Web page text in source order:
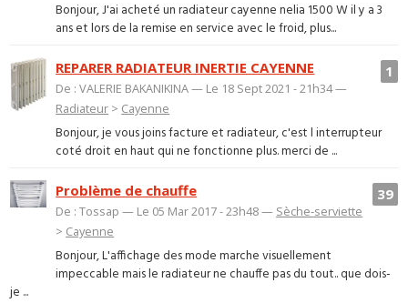
Bonjour, J'ai acheté un radiateur cayenne nelia 1500 W il y a 3
ans et lors de la remise en service avec le froid, plus...
1
REPARER RADIATEUR INERTIE CAYENNE
De : VALERIE BAKANIKINA — Le 18 Sept 2021 - 21h34 —
Radiateur > Cayenne
Bonjour, je vous joins facture et radiateur, c'est l interrupteur
coté droit en haut qui ne fonctionne plus. merci de ...
39
Problème de chauffe
De : Tossap — Le 05 Mar 2017 - 23h48 — Sèche-serviette
> Cayenne
Bonjour, L'affichage des mode marche visuellement
impeccable mais le radiateur ne chauffe pas du tout.. que dois-
je ...